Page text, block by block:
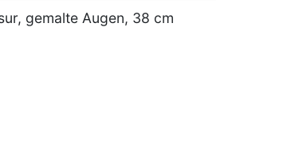
gemalte Augen, 38 cm